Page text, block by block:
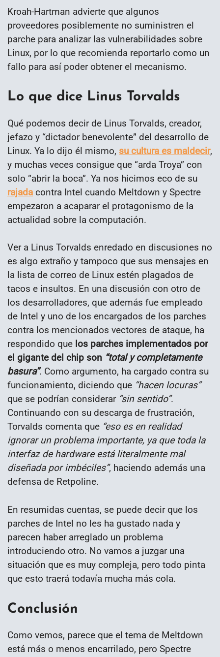
Kroah-Hartman advierte que algunos
proveedores posiblemente no suministren el
parche para analizar las vulnerabilidades sobre
Linux, por lo que recomienda reportarlo como un
fallo para así poder obtener el mecanismo.
Lo que dice Linus Torvalds
Qué podemos decir de Linus Torvalds, creador,
jefazo y “dictador benevolente” del desarrollo de
Linux. Ya lo dijo él mismo, su cultura es maldecir,
y muchas veces consigue que “arda Troya” con
solo “abrir la boca”. Ya nos hicimos eco de su
rajada contra Intel cuando Meltdown y Spectre
empezaron a acaparar el protagonismo de la
actualidad sobre la computación.
Ver a Linus Torvalds enredado en discusiones no
es algo extraño y tampoco que sus mensajes en
la lista de correo de Linux estén plagados de
tacos e insultos. En una discusión con otro de
los desarrolladores, que además fue empleado
de Intel y uno de los encargados de los parches
contra los mencionados vectores de ataque, ha
respondido que los parches implementados por
el gigante del chip son “total y completamente
basura”. Como argumento, ha cargado contra su
funcionamiento, diciendo que “hacen locuras”
que se podrían considerar “sin sentido”.
Continuando con su descarga de frustración,
Torvalds comenta que “eso es en realidad
ignorar un problema importante, ya que toda la
interfaz de hardware está literalmente mal
diseñada por imbéciles”, haciendo además una
defensa de Retpoline.
En resumidas cuentas, se puede decir que los
parches de Intel no les ha gustado nada y
parecen haber arreglado un problema
introduciendo otro. No vamos a juzgar una
situación que es muy compleja, pero todo pinta
que esto traerá todavía mucha más cola.
Conclusión
Como vemos, parece que el tema de Meltdown
está más o menos encarrilado, pero Spectre